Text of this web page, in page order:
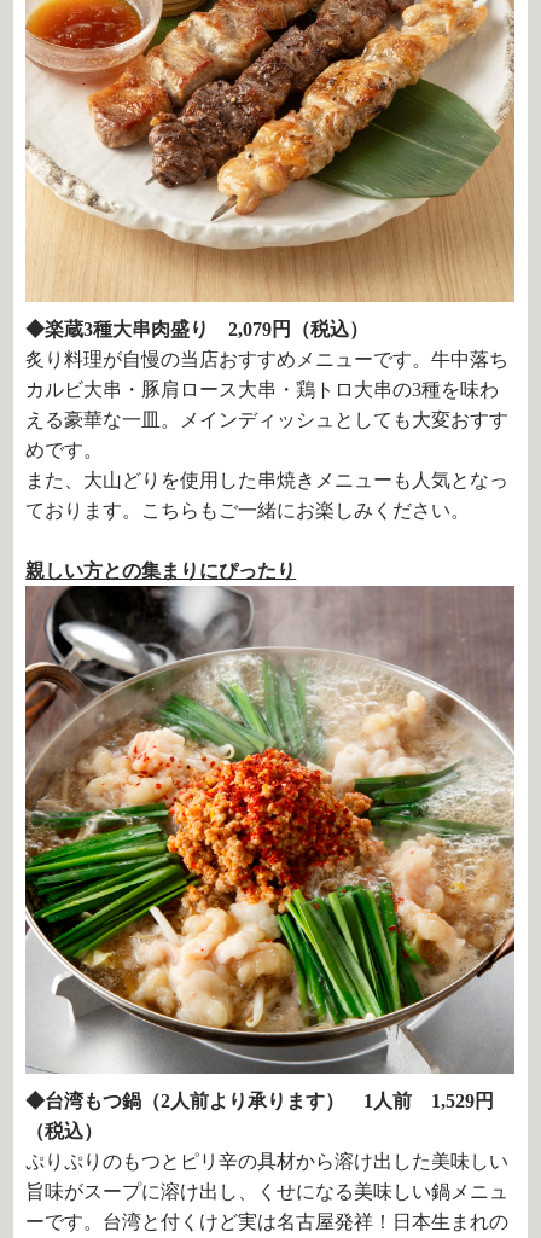
◆楽蔵3種大串肉盛り 2,079円（税込）
炙り料理が自慢の当店おすすめメニューです。牛中落ち
カルビ大串・豚肩ロース大串・鶏トロ大串の3種を味わ
える豪華な一皿。メインディッシュとしても大変おすす
めです。
また、大山どりを使用した串焼きメニューも人気となっ
ております。こちらもご一緒にお楽しみください。
親しい方との集まりにぴったり
◆台湾もつ鍋（2人前より承ります） 1人前 1,529円
（税込）
ぷりぷりのもつとピリ辛の具材から溶け出した美味しい
旨味がスープに溶け出し、くせになる美味しい鍋メニュ
ーです。台湾と付くけど実は名古屋発祥！日本生まれの